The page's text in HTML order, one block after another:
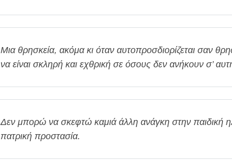
Μια θρησκεία, ακόμα κι όταν αυτοπροσδιορίζεται σαν
να είναι σκληρή και εχθρική σε όσους δεν ανήκουν σ’
Δεν μπορώ να σκεφτώ καμιά άλλη ανάγκη στην παιδική
πατρική προστασία.